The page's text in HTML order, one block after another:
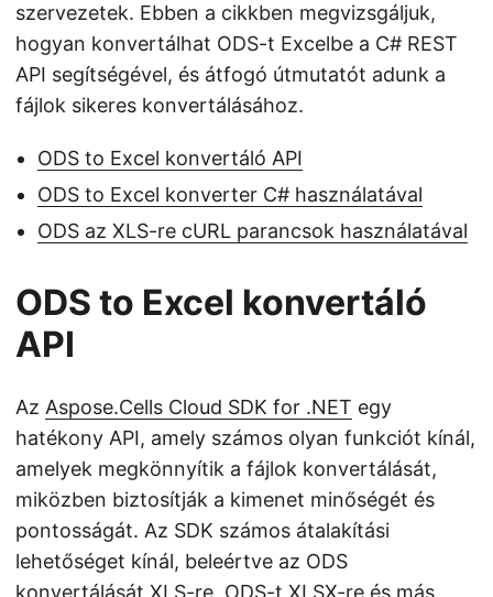
szervezetek. Ebben a cikkben megvizsgáljuk,
hogyan konvertálhat ODS-t Excelbe a C# REST
API segítségével, és átfogó útmutatót adunk a
fájlok sikeres konvertálásához.
ODS to Excel konvertáló API
ODS to Excel konverter C# használatával
ODS az XLS-re cURL parancsok használatával
ODS to Excel konvertáló
API
Az Aspose.Cells Cloud SDK for .NET egy
hatékony API, amely számos olyan funkciót kínál,
amelyek megkönnyítik a fájlok konvertálását,
miközben biztosítják a kimenet minőségét és
pontosságát. Az SDK számos átalakítási
lehetőséget kínál, beleértve az ODS
konvertálását XLS-re, ODS-t XLSX-re és más